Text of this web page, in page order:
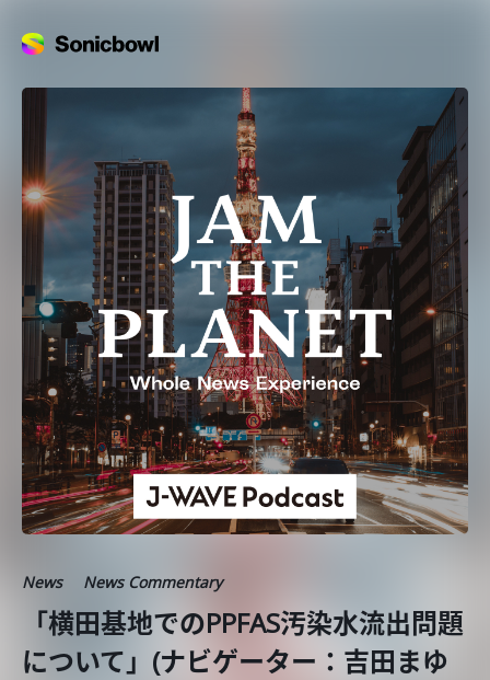
News News Commentary
「横田基地でのPPFAS汚染水流出問題
について」(ナビゲーター：吉田まゆ